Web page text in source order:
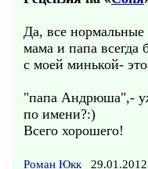
Да, все
мама и папа всегда
с моей минькой-
"папа Андрюша",-
по имени?:)
Всего хорошего!
Роман Юкк